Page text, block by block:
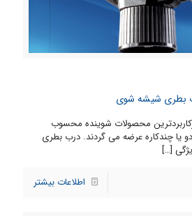
بطری شیشه شوی
محصولات شوینده محسوب
یا چندکاره عرضه می گردند. درب بطری
[…]
اطلاعات بیشتر